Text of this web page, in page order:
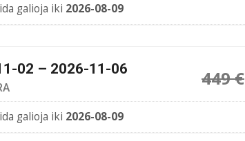
galioja iki 2026-08-09
02 – 2026-11-06 449 €
galioja iki 2026-08-09